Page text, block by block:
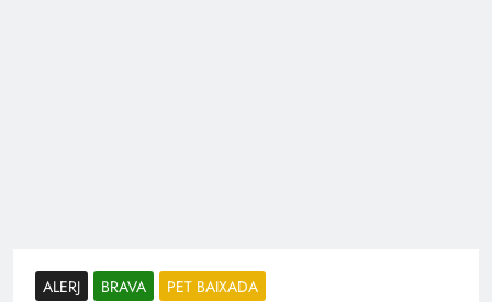
ALERJ BRAVA PET BAIXADA